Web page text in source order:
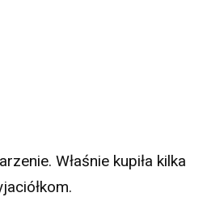
Właśnie kupiła kilka